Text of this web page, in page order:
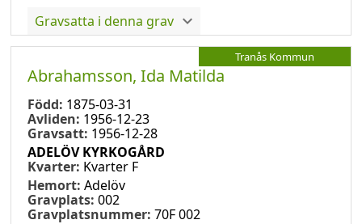
Gravsatta i denna grav
Tranås Kommun
Abrahamsson, Ida Matilda
Född: 1875-03-31
Avliden: 1956-12-23
Gravsatt: 1956-12-28
ADELÖV KYRKOGÅRD
Kvarter: Kvarter F
Hemort: Adelöv
Gravplats: 002
Gravplatsnummer: 70F 002